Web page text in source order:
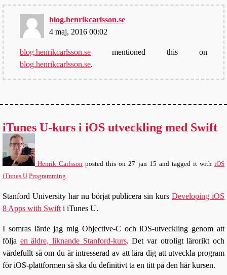
blog.henrikcarlsson.se
4 maj, 2016 00:02
blog.henrikcarlsson.se mentioned this on
blog.henrikcarlsson.se.
iTunes U-kurs i iOS utveckling med Swift
Henrik Carlsson posted thison27 jan 15 and tagged it withiOS
iTunes U Programming
Stanford University har nu börjat publicera sin kursDeveloping iOS
8 Apps with Swift i iTunes U.
I somras lärde jag mig Objective-C och iOS-utveckling genom att
följa en äldre, liknande Stanford-kurs. Det var otroligt lärorikt och
värdefullt så om du är intresserad av att lära dig att utveckla program
för iOS-plattformen så ska du definitivt ta en titt på den här kursen.